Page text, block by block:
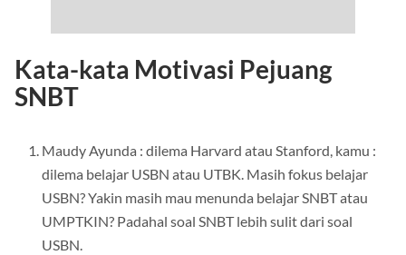
Kata-kata Motivasi Pejuang
SNBT
Maudy Ayunda : dilema Harvard atau Stanford, kamu :
dilema belajar USBN atau UTBK. Masih fokus belajar
USBN? Yakin masih mau menunda belajar SNBT atau
UMPTKIN? Padahal soal SNBT lebih sulit dari soal
USBN.